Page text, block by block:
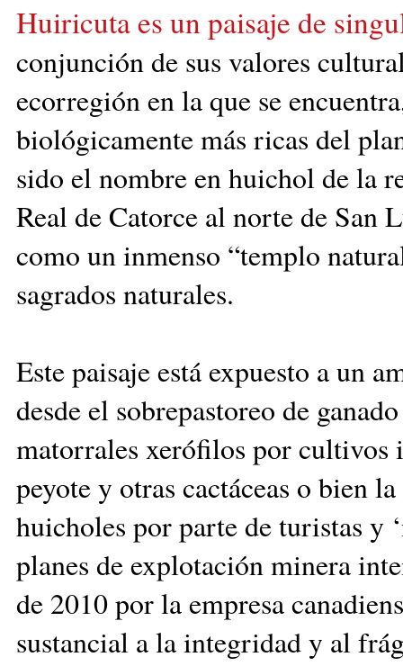
Huiricuta es un paisaje de
conjunciónde sus valores
ecorregión en la que se
biológicamente más ricas del
sido el nombre en huichol de la
Real de Catorce al norte de San
como un inmenso “templo
sagrados naturales.
Este paisaje está expuesto a un
desde el sobrepastoreo de
matorrales xerófilos por cultivos
peyote y otras cactáceas o bien
huicholes por parte de turistas y
planes de explotación minera
de 2010 por la empresa
sustancial a la integridad y al